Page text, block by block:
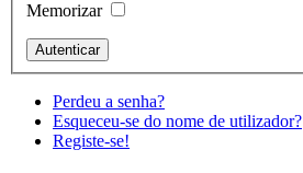
Memorizar
Perdeu a senha?
Esqueceu-se do nome de utilizador?
Registe-se!